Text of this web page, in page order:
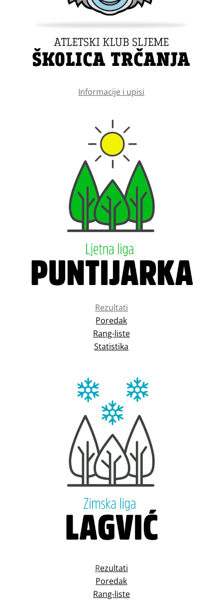
Informacije i upisi
Rezultati
Poredak
Rang-liste
Statistika
Rezultati
Poredak
Rang-liste